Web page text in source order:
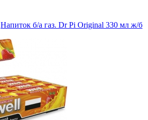
Напиток б/а газ. Dr Pi Original 330 мл ж/б